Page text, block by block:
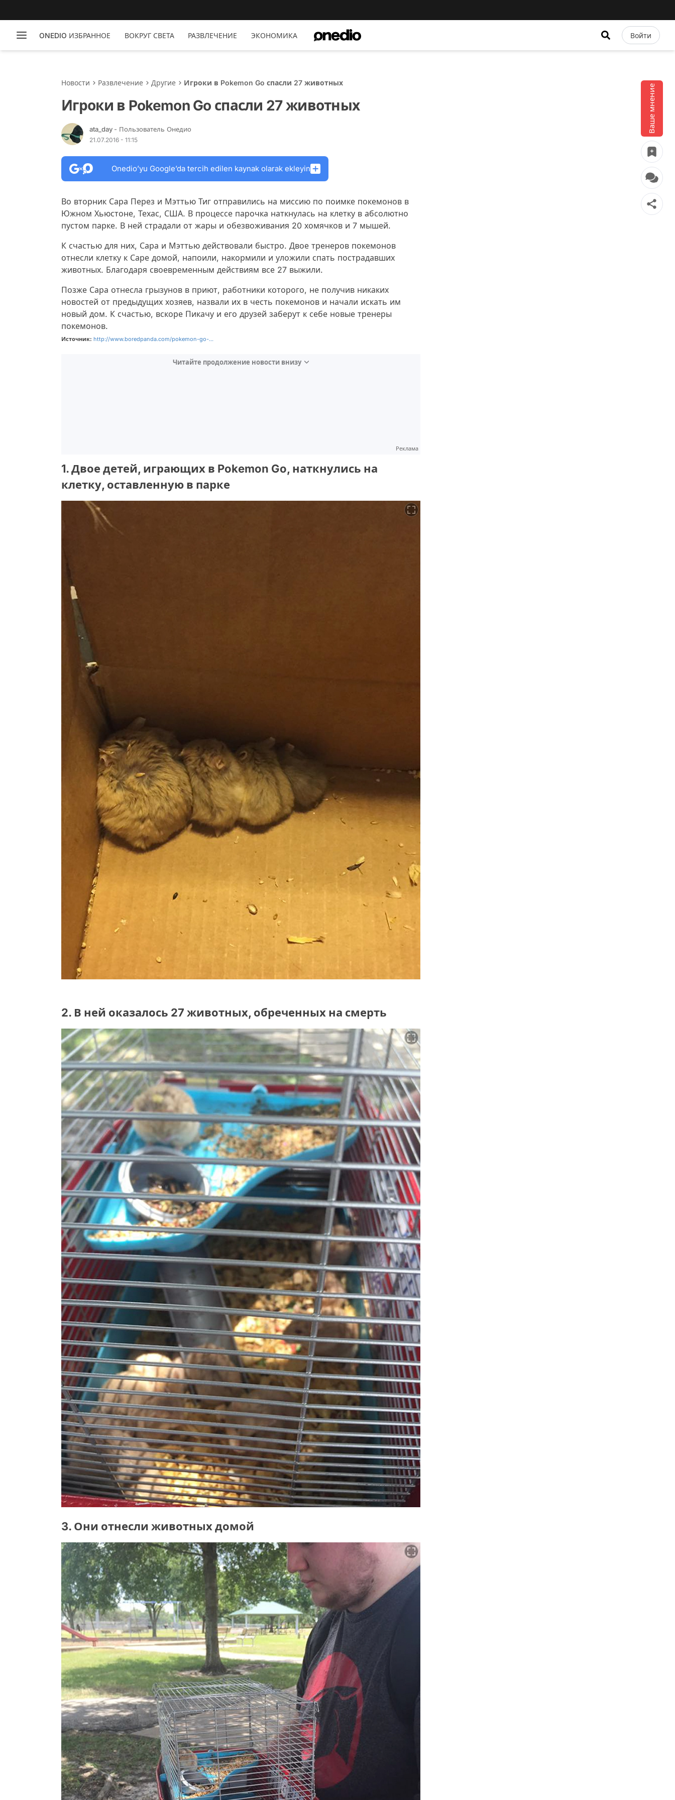
ONEDIO ИЗБРАННОЕ ВОКРУГ СВЕТА РАЗВЛЕЧЕНИЕ ЭКОНОМИКА Войти
Ваше мнение
Новости Развлечение Другие Игроки в Pokemon Go спасли 27 животных
Игроки в Pokemon Go спасли 27 животных
ata_day - Пользователь Онедио
21.07.2016 - 11:15
Onedio’yu Google’da tercih edilen kaynak olarak ekleyin
Во вторник Сара Перез и Мэттью Тиг отправились на миссию по поимке покемонов в
Южном Хьюстоне, Техас, США. В процессе парочка наткнулась на клетку в абсолютно
пустом парке. В ней страдали от жары и обезвоживания 20 хомячков и 7 мышей.
К счастью для них, Сара и Мэттью действовали быстро. Двое тренеров покемонов
отнесли клетку к Саре домой, напоили, накормили и уложили спать пострадавших
животных. Благодаря своевременным действиям все 27 выжили.
Позже Сара отнесла грызунов в приют, работники которого, не получив никаких
новостей от предыдущих хозяев, назвали их в честь покемонов и начали искать им
новый дом. К счастью, вскоре Пикачу и его друзей заберут к себе новые тренеры
покемонов.
Источник: http://www.boredpanda.com/pokemon-go-...
Читайте продолжение новости внизу
Реклама
1. Двое детей, играющих в Pokemon Go, наткнулись на
клетку, оставленную в парке
2. В ней оказалось 27 животных, обреченных на смерть
3. Они отнесли животных домой